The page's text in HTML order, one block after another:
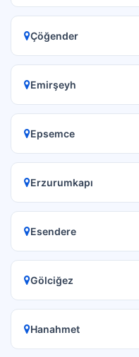
Çöğender
Emirşeyh
Epsemce
Erzurumkapı
Esendere
Gölciğez
Hanahmet